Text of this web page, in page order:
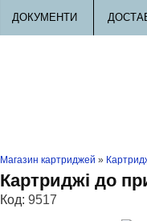
ДОКУМЕНТИ
Магазин картриджей »
Картриджі до
Код: 9517